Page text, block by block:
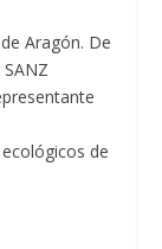
Aragón. De
de